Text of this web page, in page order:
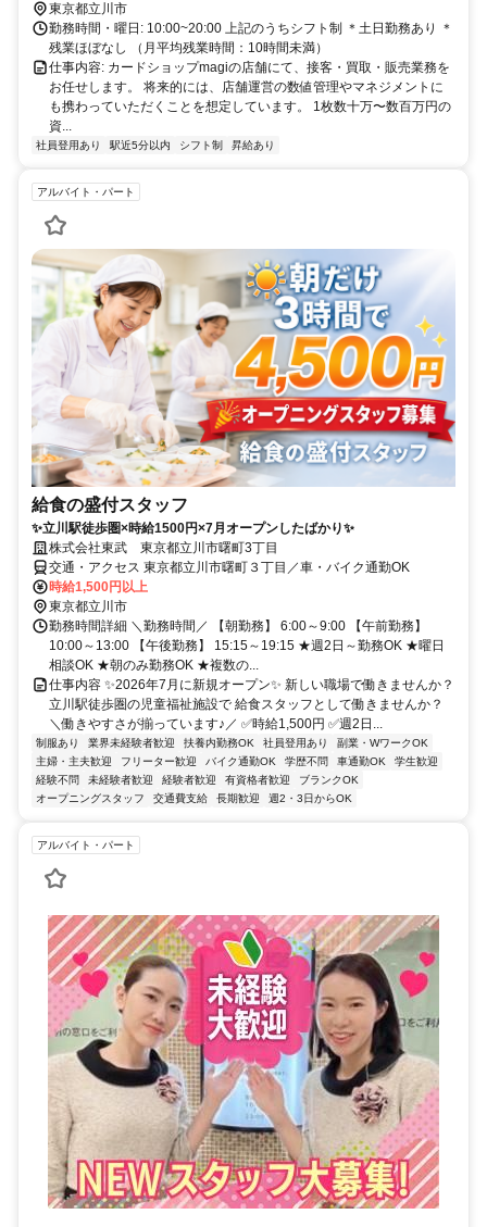
東京都立川市
勤務時間・曜日: 10:00~20:00 上記のうちシフト制 ＊土日勤務あり ＊
残業ほぼなし （月平均残業時間：10時間未満）
仕事内容: カードショップmagiの店舗にて、接客・買取・販売業務を
お任せします。 将来的には、店舗運営の数値管理やマネジメントに
も携わっていただくことを想定しています。 1枚数十万〜数百万円の
資...
社員登用あり 駅近5分以内 シフト制 昇給あり
アルバイト・パート
給食の盛付スタッフ
✨立川駅徒歩圏×時給1500円×7月オープンしたばかり✨
株式会社東武 東京都立川市曙町3丁目
交通・アクセス 東京都立川市曙町３丁目／車・バイク通勤OK
時給1,500円以上
東京都立川市
勤務時間詳細 ＼勤務時間／ 【朝勤務】 6:00～9:00 【午前勤務】
10:00～13:00 【午後勤務】 15:15～19:15 ★週2日～勤務OK ★曜日
相談OK ★朝のみ勤務OK ★複数の...
仕事内容 ✨2026年7月に新規オープン✨ 新しい職場で働きませんか？
立川駅徒歩圏の児童福祉施設で 給食スタッフとして働きませんか？
＼働きやすさが揃っています♪／ ✅時給1,500円 ✅週2日...
制服あり 業界未経験者歓迎 扶養内勤務OK 社員登用あり
副業・WワークOK
主婦・主夫歓迎
フリーター歓迎 バイク通勤OK 学歴不問 車通勤OK
学生歓迎
経験不問
未経験者歓迎 経験者歓迎 有資格者歓迎
ブランクOK
オープニングスタッフ
交通費支給 長期歓迎 週2・3日からOK
アルバイト・パート